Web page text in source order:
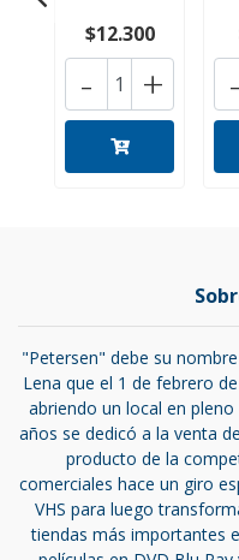
$12.300
+
- -
"Petersen" debe su
Lena que el 1 de febrero
abriendo un local en
años se dedicó a la venta
producto de la
comerciales hace un giro
VHS para luego
tiendas más importantes